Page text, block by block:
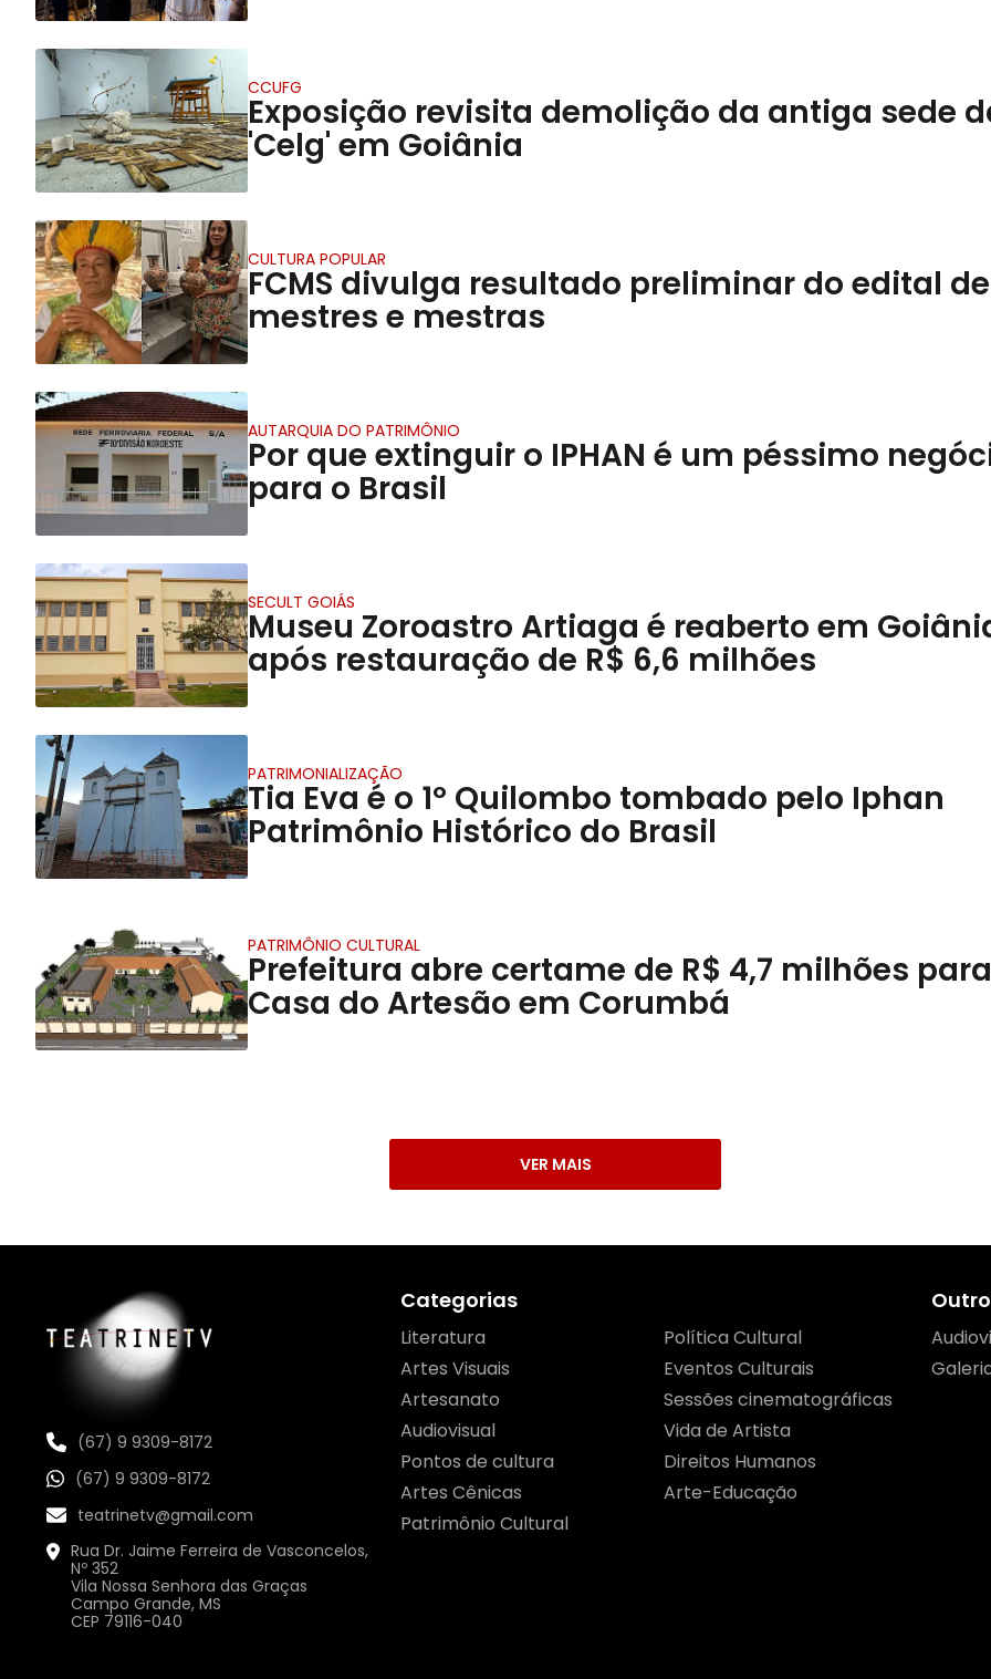
CCUFG
Exposição revisita demolição da antiga sede
'Celg' em Goiânia
CULTURA POPULAR
FCMS divulga resultado preliminar do edital de
mestres e mestras
AUTARQUIA DO PATRIMÔNIO
Por que extinguir o IPHAN é um péssimo
para o Brasil
SECULT GOIÁS
Museu Zoroastro Artiaga é reaberto em
após restauração de R$ 6,6 milhões
PATRIMONIALIZAÇÃO
Tia Eva é o 1º Quilombo tombado pelo Iphan
Patrimônio Histórico do Brasil
PATRIMÔNIO CULTURAL
Prefeitura abre certame de R$ 4,7 milhões
Casa do Artesão em Corumbá
VER MAIS
(67) 9 9309-8172
(67) 9 9309-8172
teatrinetv@gmail.com
Rua Dr. Jaime Ferreira de Vasconcelos,
Nº 352
Vila Nossa Senhora das Graças
Campo Grande, MS
CEP 79116-040
Categorias
Literatura
Artes Visuais
Artesanato
Audiovisual
Pontos de cultura
Artes Cênicas
Patrimônio Cultural
Política Cultural
Eventos Culturais
Sessões cinematográficas
Vida de Artista
Direitos Humanos
Arte-Educação